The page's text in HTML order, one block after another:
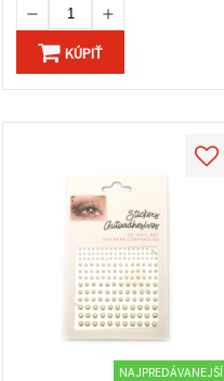
KÚPIŤ
NAJPREDÁVANEJŠÍ